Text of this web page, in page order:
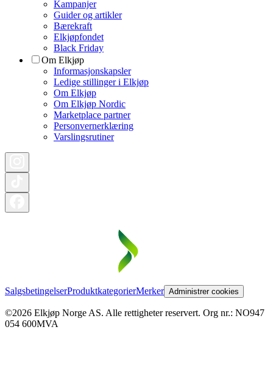
Kampanjer
Guider og artikler
Bærekraft
Elkjøpfondet
Black Friday
Om Elkjøp
Informasjonskapsler
Ledige stillinger i Elkjøp
Om Elkjøp
Om Elkjøp Nordic
Marketplace partner
Personvernerklæring
Varslingsrutiner
SalgsbetingelserProduktkategorierMerker Administrer cookies
©2026 Elkjøp Norge AS. Alle rettigheter reservert. Org nr.: NO947
054 600MVA